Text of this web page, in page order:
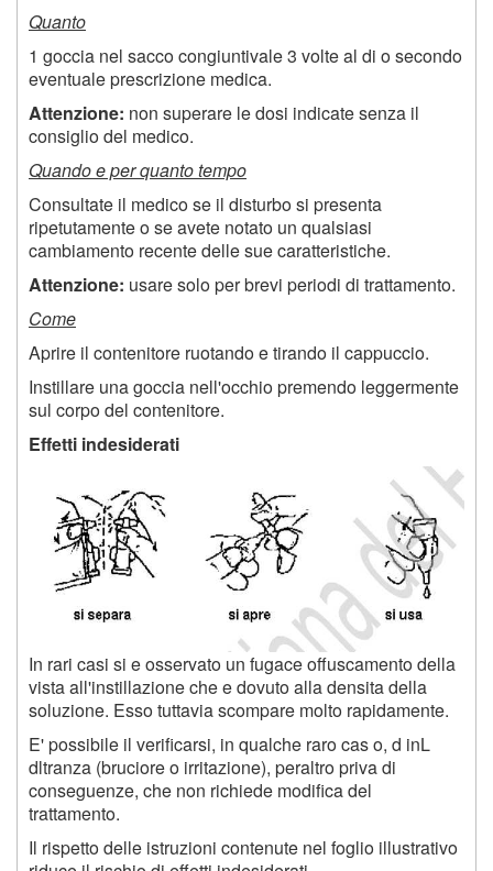
Quanto
1 goccia nel sacco congiuntivale 3 volte al di o secondo
eventuale prescrizione medica.
Attenzione: non superare le dosi indicate senza il
consiglio del medico.
Quando e per quanto tempo
Consultate il medico se il disturbo si presenta
ripetutamente o se avete notato un qualsiasi
cambiamento recente delle sue caratteristiche.
Attenzione: usare solo per brevi periodi di trattamento.
Come
Aprire il contenitore ruotando e tirando il cappuccio.
Instillare una goccia nell'occhio premendo leggermente
sul corpo del contenitore.
Effetti indesiderati
In rari casi si e osservato un fugace offuscamento della
vista all'instillazione che e dovuto alla densita della
soluzione. Esso tuttavia scompare molto rapidamente.
E' possibile il verificarsi, in qualche raro cas o, d inL
dltranza (bruciore o irritazione), peraltro priva di
conseguenze, che non richiede modifica del
trattamento.
Il rispetto delle istruzioni contenute nel foglio illustrativo